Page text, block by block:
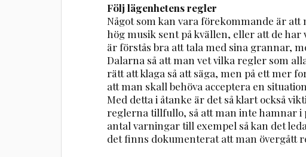
Följ lägenhetens regler
Något som kan vara förekommande är
hög musik sent på kvällen, eller att de
är förstås bra att tala med sina grannar,
Dalarna så att man vet vilka regler som
rätt att klaga så att säga, men på ett mer
att man skall behöva acceptera en
Med detta i åtanke är det så klart också
reglerna tillfullo, så att man inte hamnar i
antal varningar till exempel så kan det
det finns dokumenterat att man övergått